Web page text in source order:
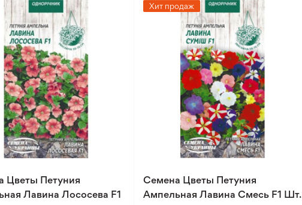
Цветы Петуния
Лавина Лососева F1
Хит продаж
Семена Цветы Петуния
Ампельная Лавина Смесь F1 Шт.